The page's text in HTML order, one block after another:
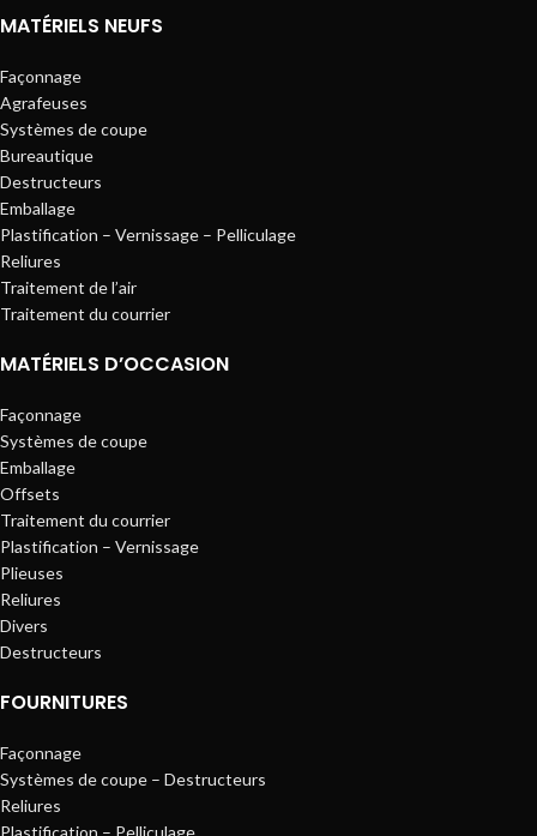
MATÉRIELS NEUFS
Façonnage
Agrafeuses
Systèmes de coupe
Bureautique
Destructeurs
Emballage
Plastification – Vernissage – Pelliculage
Reliures
Traitement de l’air
Traitement du courrier
MATÉRIELS D’OCCASION
Façonnage
Systèmes de coupe
Emballage
Offsets
Traitement du courrier
Plastification – Vernissage
Plieuses
Reliures
Divers
Destructeurs
FOURNITURES
Façonnage
Systèmes de coupe – Destructeurs
Reliures
Plastification – Pelliculage